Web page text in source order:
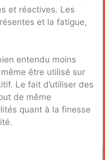
et réactives. Les
et la fatigue,
entendu moins
être utilisé sur
Le fait d’utiliser des
de même
quant à la finesse